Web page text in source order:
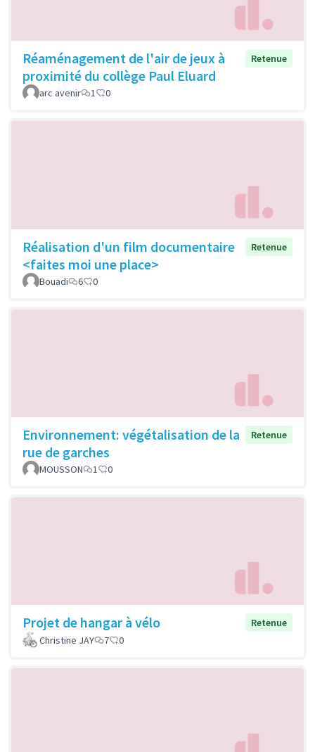
Réaménagement de l'air de jeux à
proximité du collège Paul Eluard
Retenue
arc avenir 1 0
Réalisation d'un film documentaire
<faites moi une place>
Retenue
Bouadi 6 0
Environnement: végétalisation de la
rue de garches
Retenue
MOUSSON 1 0
Projet de hangar à vélo
Retenue
Christine JAY
7 0